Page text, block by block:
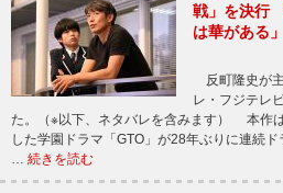
戦」を決行
は華がある
反町隆史が
レ・フジテレ
た。（※以下、ネタバレを含みます） 本作
した学園ドラマ「GTO」が28年ぶりに連続
続きを読む